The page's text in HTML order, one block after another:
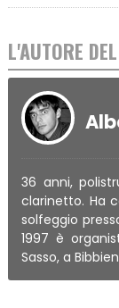
L'AUTORE
36 anni,
clarinetto. Ha
solfeggio
1997 è
Sasso, a